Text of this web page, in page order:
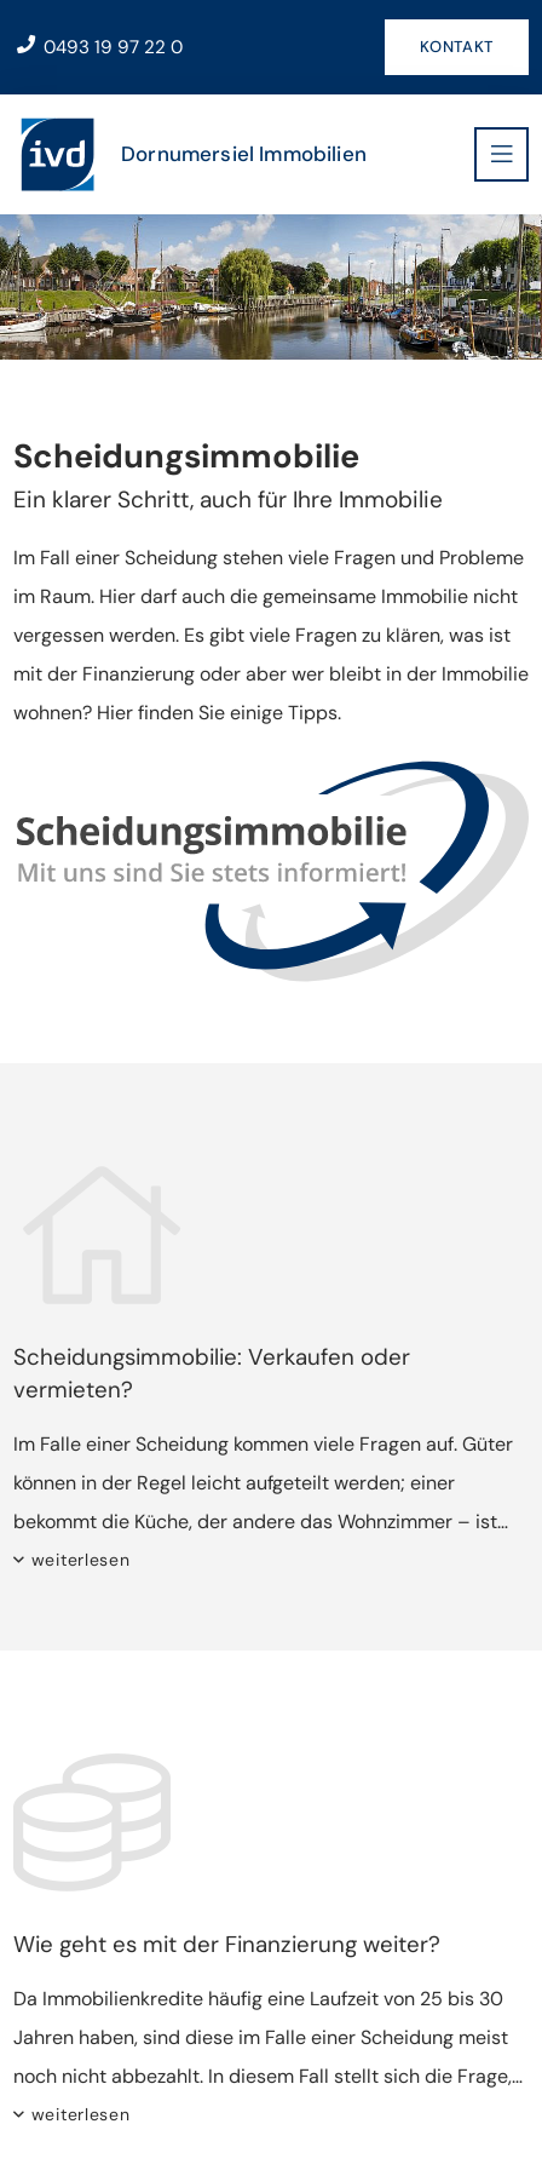
0493 19 97 22 0 KONTAKT
Dornumersiel Immobilien
Scheidungsimmobilie
Ein klarer Schritt, auch für Ihre Immobilie
Im Fall einer Scheidung stehen viele Fragen und Probleme
im Raum. Hier darf auch die gemeinsame Immobilie nicht
vergessen werden. Es gibt viele Fragen zu klären, was ist
mit der Finanzierung oder aber wer bleibt in der Immobilie
wohnen? Hier finden Sie einige Tipps.
Scheidungsimmobilie: Verkaufen oder
vermieten?
Im Falle einer Scheidung kommen viele Fragen auf. Güter
können in der Regel leicht aufgeteilt werden; einer
bekommt die Küche, der andere das Wohnzimmer – ist
jedoch eine gemeinsame Immobilie im Spiel, wird die
überstürzt werden: Nach ein paar Monaten geht man
meist besonnener mit solch wichtigen Entscheidungen
um und findet Lösungen, die im ersten Stress undenkbar
waren.
weiterlesen
Wie geht es mit der Finanzierung weiter?
Da Immobilienkredite häufig eine Laufzeit von 25 bis 30
Jahren haben, sind diese im Falle einer Scheidung meist
noch nicht abbezahlt. In diesem Fall stellt sich die Frage,
wie es mit der Finanzierung weitergeht. Je nachdem, ob
weiterlesen